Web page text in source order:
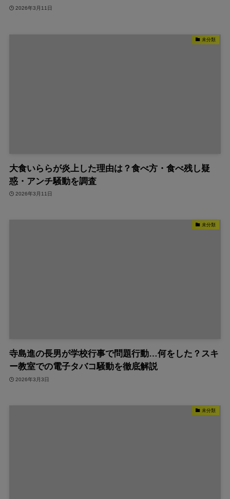
2026年3月11日
未分類
大食いららが炎上した理由は？食べ方・食べ残し疑
惑・アンチ騒動を調査
2026年3月11日
未分類
寺島進の長男が学校行事で問題行動…何をした？スキ
ー教室での電子タバコ騒動を徹底解説
2026年3月3日
未分類